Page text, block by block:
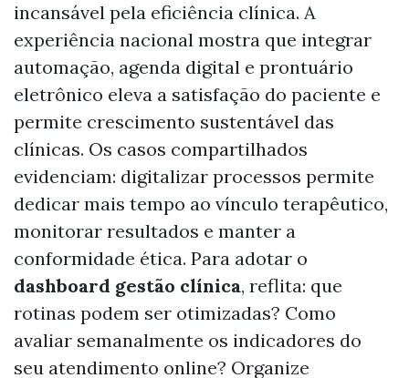
incansável pela eficiência clínica. A
experiência nacional mostra que integrar
automação, agenda digital e prontuário
eletrônico eleva a satisfação do paciente e
permite crescimento sustentável das
clínicas. Os casos compartilhados
evidenciam: digitalizar processos permite
dedicar mais tempo ao vínculo terapêutico,
monitorar resultados e manter a
conformidade ética. Para adotar o
dashboard gestão clínica, reflita: que
rotinas podem ser otimizadas? Como
avaliar semanalmente os indicadores do
seu atendimento online? Organize